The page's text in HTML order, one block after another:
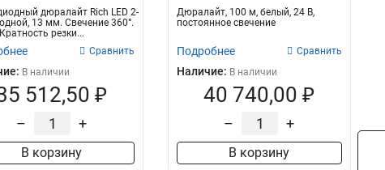
дюралайт Rich LED 2-
13 мм. Свечение 360°.
резки...
Сравнить
В наличии
512,50 ₽
– +
В корзину
Дюралайт, 100 м, белый, 24 В,
постоянное свечение
Подробнее Сравнить
Наличие: В наличии
40 740,00 ₽
– +
В корзину